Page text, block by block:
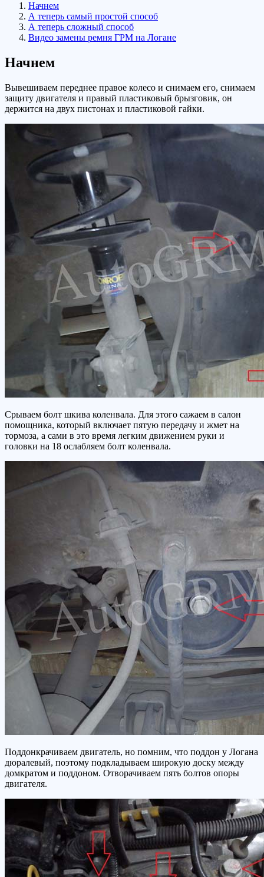
Начнем
А теперь самый простой способ
А теперь сложный способ
Видео замены ремня ГРМ на Логане
Начнем
Вывешиваем переднее правое колесо и снимаем его, снимаем
защиту двигателя и правый пластиковый брызговик, он
держится на двух пистонах и пластиковой гайки.
Срываем болт шкива коленвала. Для этого сажаем в салон
помощника, который включает пятую передачу и жмет на
тормоза, а сами в это время легким движением руки и
головки на 18 ослабляем болт коленвала.
Поддонкрачиваем двигатель, но помним, что поддон у Логана
дюралевый, поэтому подкладываем широкую доску между
домкратом и поддоном. Отворачиваем пять болтов опоры
двигателя.